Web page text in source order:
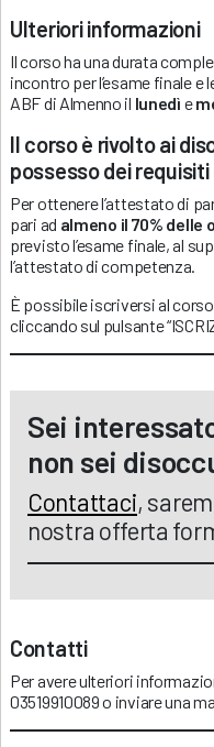
Ulteriori informazioni
Il corso ha una durata
incontro per l’esame finale
ABF di Almenno il lunedì e
Il corso è rivolto ai
possesso dei requisiti
Per ottenere l’attestato di
pari ad almeno il 70% delle
previsto l’esame finale, al
l’attestato di competenza.
È possibile iscriversi al
cliccando sul pulsante
Sei
non sei
Contattaci,
nostra offerta
Contatti
Per avere ulteriori
03519910089 o inviare una